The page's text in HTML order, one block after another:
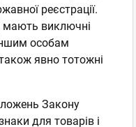
реєстрації.
мають виключні
особам
явно тотожні
Закону
для товарів і